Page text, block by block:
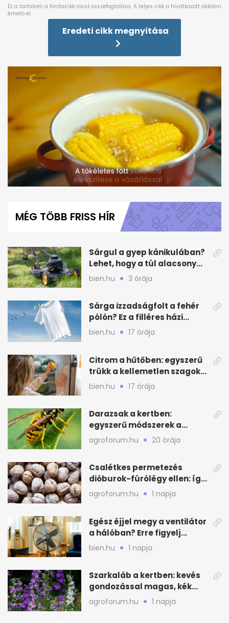
Eredeti cikk megnyitása
minute,
MÉG TÖBB FRISS HÍR
Sárgul a gyep kánikulában?
Lehet, hogy a túl alacsony
fűnyírás az ok
bien.hu 3 órája
Sárga izzadságfolt a fehér
pólón? Ez a filléres házi
megoldás beválhat
bien.hu 17 órája
Citrom a hűtőben: egyszerű
trükk a kellemetlen szagok
ellen
bien.hu 17 órája
Darazsak a kertben:
egyszerű módszerek a
távoltartásukra nyáron
agroforum.hu 20 órája
Csalétkes permetezés
dióburok-fúrólégy ellen: így
csináld a kertben
agroforum.hu 1 napja
Egész éjjel megy a ventilátor
a hálóban? Erre figyelj
alvásnál nyáron
bien.hu 1 napja
Szarkaláb a kertben: kevés
gondozással magas, kék
virágfalat ad
agroforum.hu 1 napja